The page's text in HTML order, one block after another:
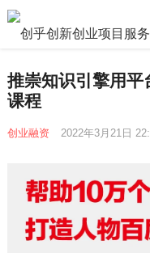
推崇知识引擎用平
课程
创业融资 2022年3月21日